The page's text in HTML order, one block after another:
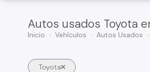
Autos usados Toyota
Inicio Vehículos Autos Usados
Toyota